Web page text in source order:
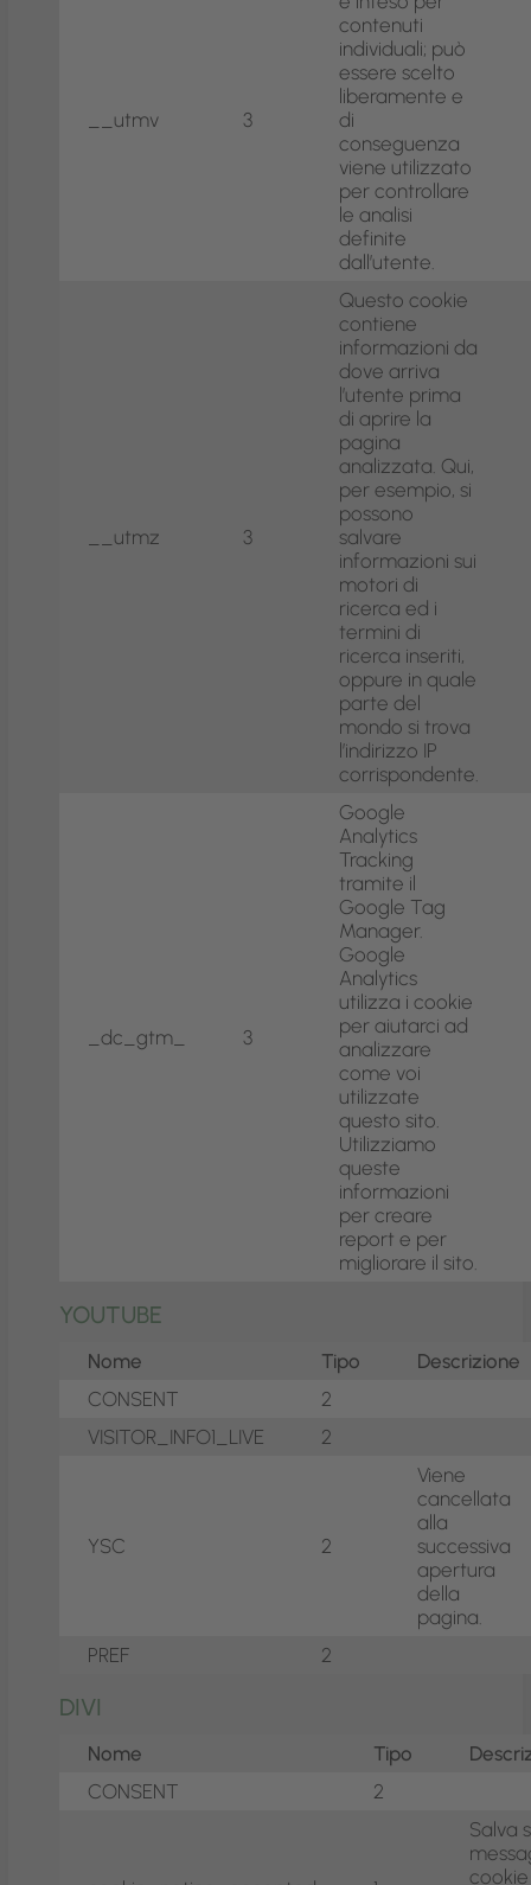
__utmv 3
contenuti
individuali; può
essere scelto
liberamente e
di
conseguenza
viene utilizzato
per controllare
le analisi
definite
dall’utente.
__utmz 3
Questo cookie
contiene
informazioni da
dove arriva
l’utente prima
di aprire la
pagina
analizzata. Qui,
per esempio, si
possono
salvare
informazioni sui
motori di
ricerca ed i
termini di
ricerca inseriti,
oppure in quale
parte del
mondo si trova
l’indirizzo IP
corrispondente.
_dc_gtm_ 3
Google
Analytics
Tracking
tramite il
Google Tag
Manager.
Google
Analytics
utilizza i cookie
per aiutarci ad
analizzare
come voi
utilizzate
questo sito.
Utilizziamo
queste
informazioni
per creare
report e per
migliorare il sito.
YOUTUBE
Nome Tipo
Descrizione
CONSENT
2
VISITOR_INFO1_LIVE
2
YSC 2
Viene
cancellata
alla
successiva
apertura
della
pagina.
PREF
2
DIVI
Nome Tipo
CONSENT
2
Salva